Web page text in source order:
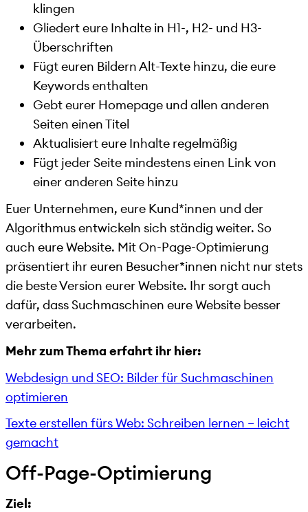
klingen
Gliedert eure Inhalte in H1-, H2- und H3-
Überschriften
Fügt euren Bildern Alt-Texte hinzu, die eure
Keywords enthalten
Gebt eurer Homepage und allen anderen
Seiten einen Titel
Aktualisiert eure Inhalte regelmäßig
Fügt jeder Seite mindestens einen Link von
einer anderen Seite hinzu
Euer Unternehmen, eure Kund*innen und der
Algorithmus entwickeln sich ständig weiter. So
auch eure Website. Mit On-Page-Optimierung
präsentiert ihr euren Besucher*innen nicht nur stets
die beste Version eurer Website. Ihr sorgt auch
dafür, dass Suchmaschinen eure Website besser
verarbeiten.
Mehr zum Thema erfahrt ihr hier:
Webdesign und SEO: Bilder für Suchmaschinen
optimieren
Texte erstellen fürs Web: Schreiben lernen – leicht
gemacht
Off-Page-Optimierung
Ziel: